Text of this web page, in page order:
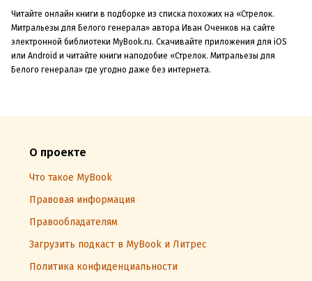
Читайте онлайн книги в подборке из списка похожих на «Стрелок.
Митральезы для Белого генерала» автора Иван Оченков на сайте
электронной библиотеки MyBook.ru. Скачивайте приложения для iOS
или Android и читайте книги наподобие «Стрелок. Митральезы для
Белого генерала» где угодно даже без интернета.
О проекте
Что такое MyBook
Правовая информация
Правообладателям
Загрузить подкаст в MyBook и Литрес
Политика конфиденциальности